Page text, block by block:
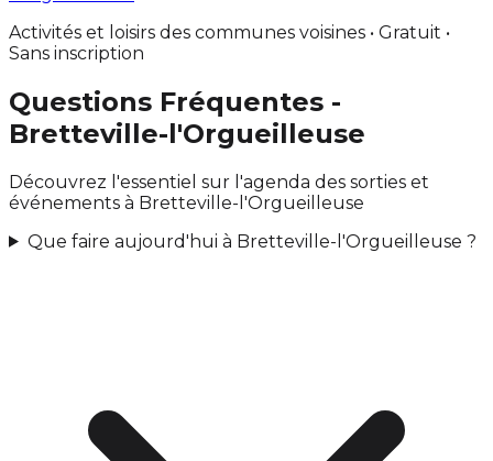
Activités et loisirs des communes voisines • Gratuit •
Sans inscription
Questions Fréquentes -
Bretteville-l'Orgueilleuse
Découvrez l'essentiel sur l'agenda des sorties et
événements à Bretteville-l'Orgueilleuse
Que faire aujourd'hui à Bretteville-l'Orgueilleuse ?